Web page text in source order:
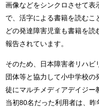
画像などをシンクロさせて表
で、活字による書籍を読むこ
どの発達障害児童も書籍を
報告されています。
そのため、日本障害者リハビ
団体等と協力して小中学校の
徒にマルチメディアデイジー
当初80名だった利用者は、